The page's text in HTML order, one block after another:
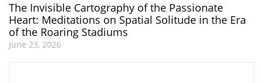
The Invisible Cartography of the Passionate
Heart: Meditations on Spatial Solitude in the Era
of the Roaring Stadiums
June 23, 2026